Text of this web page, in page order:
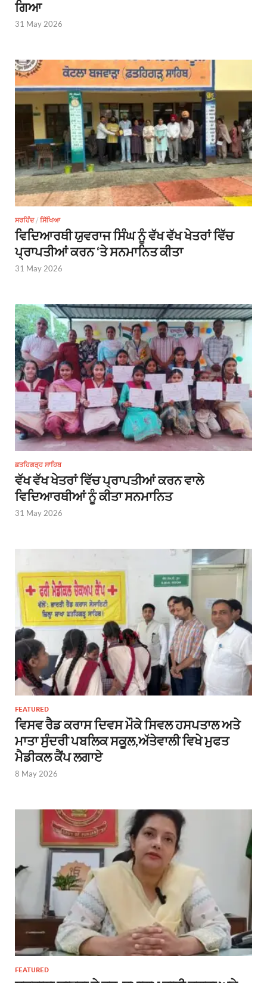
ਗਿਆ
31 May 2026
ਸਰਹਿੰਦ/ ਸਿੱਖਿਆ
ਵਿਦਿਆਰਥੀ ਯੁਵਰਾਜ ਸਿੰਘ ਨੂੰ ਵੱਖ ਵੱਖ ਖੇਤਰਾਂ ਵਿੱਚ
ਪ੍ਰਾਪਤੀਆਂ ਕਰਨ ‘ਤੇ ਸਨਮਾਨਿਤ ਕੀਤਾ
31 May 2026
ਫ਼ਤਹਿਗੜ੍ਹ ਸਾਹਿਬ
ਵੱਖ ਵੱਖ ਖੇਤਰਾਂ ਵਿੱਚ ਪ੍ਰਾਪਤੀਆਂ ਕਰਨ ਵਾਲੇ
ਵਿਦਿਆਰਥੀਆਂ ਨੂੰ ਕੀਤਾ ਸਨਮਾਨਿਤ
31 May 2026
FEATURED
ਵਿਸਵ ਰੈਡ ਕਰਾਸ ਦਿਵਸ ਮੌਕੇ ਸਿਵਲ ਹਸਪਤਾਲ ਅਤੇ
ਮਾਤਾ ਸੁੰਦਰੀ ਪਬਲਿਕ ਸਕੂਲ,ਅੱਤੇਵਾਲੀ ਵਿਖੇ ਮੁਫਤ
ਮੈਡੀਕਲ ਕੈਂਪ ਲਗਾਏ
8 May 2026
FEATURED